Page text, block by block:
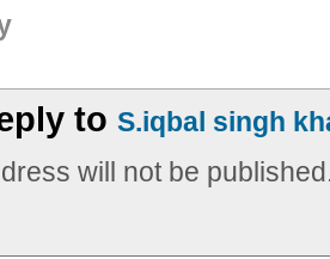
toS.iqbal singh
will not be